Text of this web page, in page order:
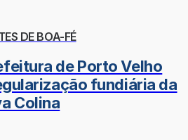
DE BOA-FÉ
de Porto Velho
fundiária da
Colina